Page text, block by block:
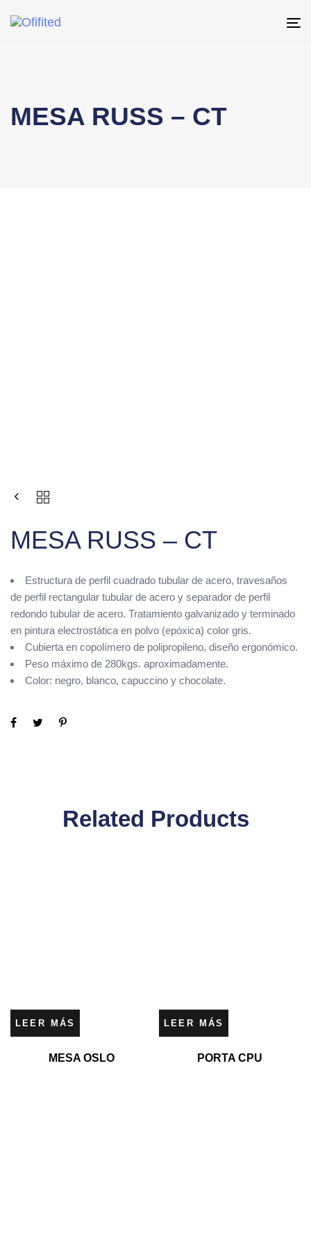
MESA RUSS – CT
MESA RUSS – CT
Estructura de perfil cuadrado tubular de acero, travesaños
de perfil rectangular tubular de acero y separador de perfil
redondo tubular de acero. Tratamiento galvanizado y terminado
en pintura electrostática en polvo (epóxica) color gris.
Cubierta en copolímero de polipropileno, diseño ergonómico.
Peso máximo de 280kgs. aproximadamente.
Color: negro, blanco, capuccino y chocolate.
Related Products
LEER MÁS
MESA OSLO
LEER MÁS
PORTA CPU